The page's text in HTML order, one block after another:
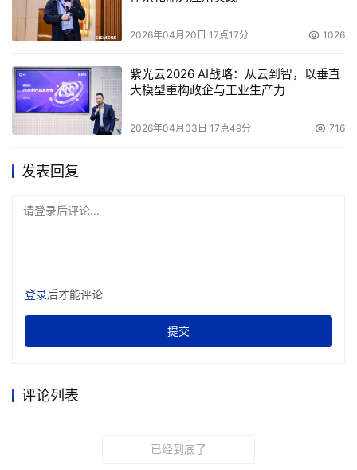
2026年04月20日 17点17分 1026
紫光云2026 AI战略：从云到智，以垂直
大模型重构政企与工业生产力
2026年04月03日 17点49分 716
发表回复
请登录后评论...
登录后才能评论
提交
评论列表
已经到底了